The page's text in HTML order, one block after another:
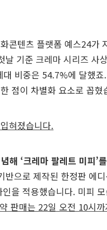
콘텐츠 플랫폼 예스24가
날 기준 크레마 시리즈 사
비중은 54.7%에 달했
점이 차별화 요소로 꼽혔
혀졌습니다.
‘크레마 팔레트 미피’
반으로 제작된 한정판 에
을 적용했습니다. 미피
판매는 22일 오전 10시